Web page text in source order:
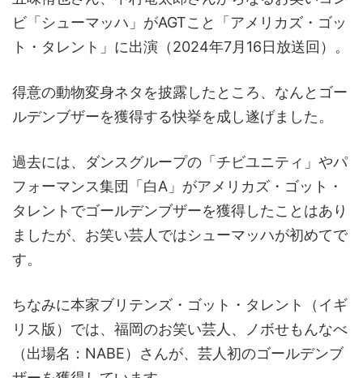
ビ「シューマッハ」がAGTこと「アメリカズ・ゴッ
ト・タレント」に出演（2024年7月16日放送回）。
得意の動物変身ネタを披露したところ、なんとゴー
ルデンブザーを獲得する快挙を成し遂げました。
過去には、ダンスグループの「チビユニティ」やパ
フォーマンス集団「白A」がアメリカズ・ゴット・
タレントでゴールデンブザーを獲得したことはあり
ましたが、お笑い芸人ではシューマッハが初めてで
す。
ちなみに本家ブリテンズ・ゴット・タレント（イギ
リス版）では、福岡のお笑い芸人、ノボせもんなべ
（出場名：NABE）さんが、芸人初のゴールデンブ